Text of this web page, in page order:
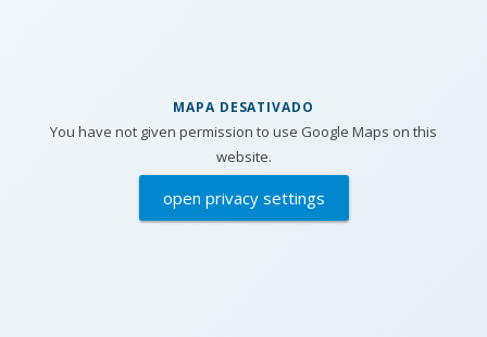
MAPA DESATIVADO
You have not given permission to use Google Maps on this
website.
open privacy settings